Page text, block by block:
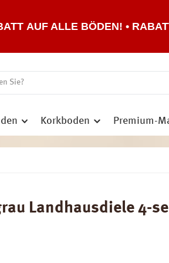
AUF ALLE BÖDEN! •
Korkboden Premium-
Landhausdiele 4-